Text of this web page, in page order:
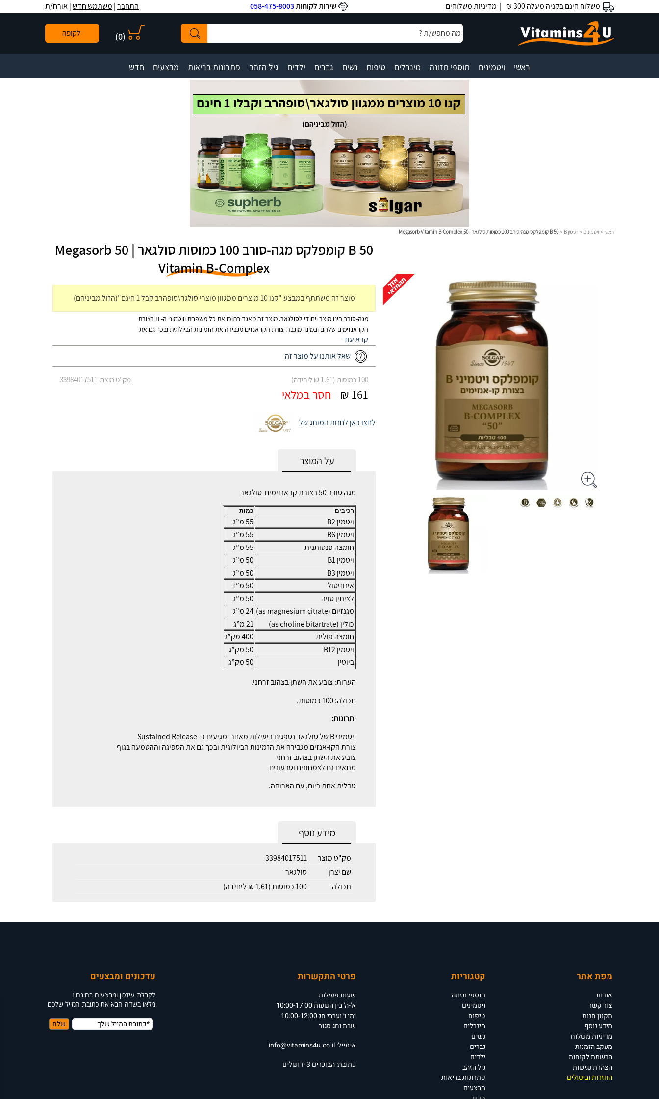
נגישות
אתר
המרכזי
משלוח חינם בקניה מעלה 300 ₪ | מדיניות משלוחים שירות לקוחות058-475-8003 התחבר| משתמש חדש| אורח/ת
(
0
)
ראשי ויטמינים תוספי תזונה מינרלים טיפוח נשים גברים ילדים גיל הזהב פתרונות בריאות מבצעים חדש
ראשי > ויטמינים > ויטמין B > B 50 קומפלקס מגה-סורב 100 כמוסות סולגאר | 50 Megasorb Vitamin B-Complex
B 50 קומפלקס מגה-סורב 100 כמוסות סולגאר | 50 Megasorb
Vitamin B-Complex
מוצר זה משתתף במבצע "קנו 10 מוצרים ממגוון מוצרי סולגר\סופהרב קבל 1 חינם"(הזול מביניהם)
מגה-סורב הינו מוצר ייחודי לסולגאר. מוצר זה מאגד בתוכו את כל משפחת וויטמיני ה- B בצורת
הקו-אנזימים שלהם ובמינון מוגבר. צורת הקו-אנזים מגבירה את הזמינות הביולוגית ובכך גם את
הספיגה וההטמעה בגוף.
שאל אותנו על מוצר זה
100 כמוסות (1.61 ₪ ליחידה) מק"ט מוצר: 33984017511
161 ₪ חסר במלאי
לחצו כאן לחנות המותג של
על המוצר
מגה סורב 50 בצורת קו-אנזימים סולגאר
רכיבים כמות
ויטמין B2
55 מ”ג
ויטמין B6
55 מ”ג
חומצה פנטותנית
55 מ”ג
ויטמין B1
50 מ”ג
ויטמין B3
50 מ”ג
אינוזיטול
50 מ”ד
לציתין סויה
50 מ”ג
מגנזיום (as magnesium citrate)
24 מ”ג
כולין (as choline bitartrate)
21 מ”ג
חומצה פולית
400 מק”ג
ויטמין B12
50 מק”ג
ביוטין
50 מק”ג
הערות: צובע את השתן בצהוב זרחני.
תכולה: 100 כמוסות.
יתרונות:
ויטמיני B של סולגאר נספגים ביעילות מאחר ומגיעים כ- Sustained Release
צורת הקו-אנזים מגבירה את הזמינות הביולוגית ובכך גם את הספיגה וההטמעה בגוף
צובע את השתן בצהוב זרחני
מתאים גם לצמחונים וטבעונים
טבלית אחת ביום, עם הארוחה.
מידע נוסף
מק"ט מוצר
33984017511
שם יצרן
סולגאר
תכולה
100 כמוסות (1.61 ₪ ליחידה)
מפת אתר
אודות
צור קשר
תקנון חנות
מידע נוסף
מדיניות משלוח
מעקב הזמנות
הרשמת לקוחות
הצהרת נגישות
החזרות וביטולים
קטגוריות
תוספי תזונה
ויטמינים
טיפוח
מינרלים
נשים
גברים
ילדים
גיל הזהב
פתרונות בריאות
מבצעים
פרטי התקשרות
שעות פעילות:
א'-ה' בין השעות 10:00-17:00
ימי ו׳ וערבי חג 10:00-12:00
שבת וחג סגור
אימייל:info@vitamins4u.co.il
כתובת: הבוכרים 3 ירושלים
עדכונים ומבצעים
לקבלת עידכון ומבצעים בחינם !
מלאו בשדה הבא את כתובת המייל שלכם